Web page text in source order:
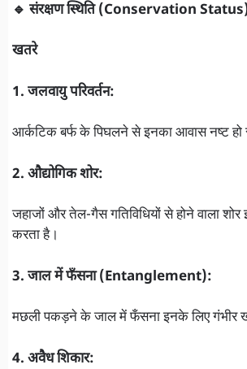
🔹 संरक्षण स्थिति (Conservation
खतरे
1. जलवायु परिवर्तन:
आर्कटिक बर्फ के पिघलने से इनका आवास नष्ट हो
2. औद्योगिक शोर:
जहाजों और तेल-गैस गतिविधियों से होने वाला
करता है।
3. जाल में फँसना (Entanglement):
मछली पकड़ने के जाल में फँसना इनके लिए गंभीर
4. अवैध शिकार: